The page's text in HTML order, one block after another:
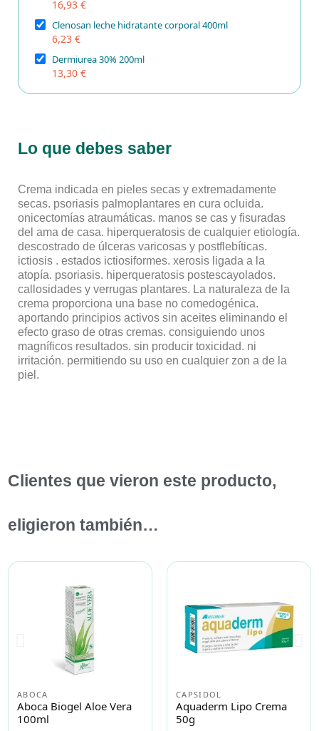
16,93 €
Clenosan leche hidratante corporal 400ml
6,23 €
Dermiurea 30% 200ml
13,30 €
Lo que debes saber
Crema indicada en pieles secas y extremadamente
secas. psoriasis palmoplantares en cura ocluida.
onicectomías atraumáticas. manos se cas y fisuradas
del ama de casa. hiperqueratosis de cualquier etiología.
descostrado de úlceras varicosas y postflebíticas.
ictiosis . estados ictiosiformes. xerosis ligada a la
atopía. psoriasis. hiperqueratosis postescayolados.
callosidades y verrugas plantares. La naturaleza de la
crema proporciona una base no comedogénica.
aportando principios activos sin aceites eliminando el
efecto graso de otras cremas. consiguiendo unos
magníficos resultados. sin producir toxicidad. ni
irritación. permitiendo su uso en cualquier zon a de la
piel.
Clientes que vieron este producto,
eligieron también…
ABOCA
Aboca Biogel Aloe Vera
100ml
CAPSIDOL
Aquaderm Lipo Crema
50g